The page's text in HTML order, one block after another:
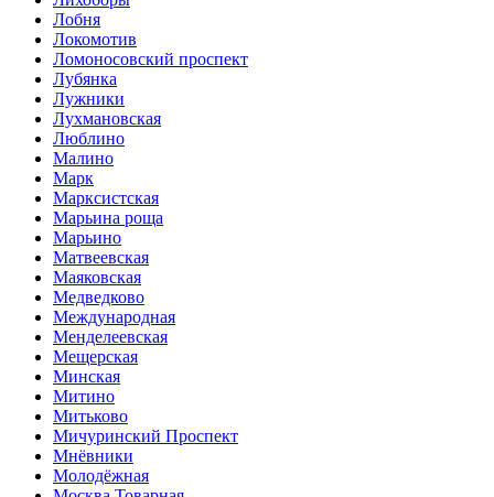
Лобня
Локомотив
Ломоносовский проспект
Лубянка
Лужники
Лухмановская
Люблино
Малино
Марк
Марксистская
Марьина роща
Марьино
Матвеевская
Маяковская
Медведково
Международная
Менделеевская
Мещерская
Минская
Митино
Митьково
Мичуринский Проспект
Мнёвники
Молодёжная